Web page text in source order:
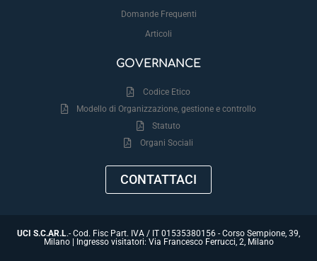
Domande Frequenti
Articoli
GOVERNANCE
Codice Etico
Modello di Organizzazione, gestione e controllo
Statuto
Organi Sociali
CONTATTACI
UCI S.C.AR.L.- Cod. Fisc Part. IVA / IT 01535380156 - Corso Sempione, 39,
Milano | Ingresso visitatori: Via Francesco Ferrucci, 2, Milano